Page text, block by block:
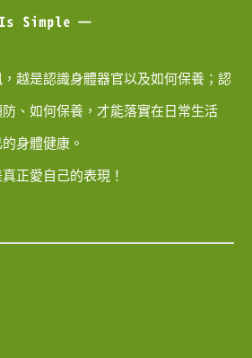
越是認識身體器官以及如何保養；認
、如何保養，才能落實在日常生活
身體健康。
正愛自己的表現！